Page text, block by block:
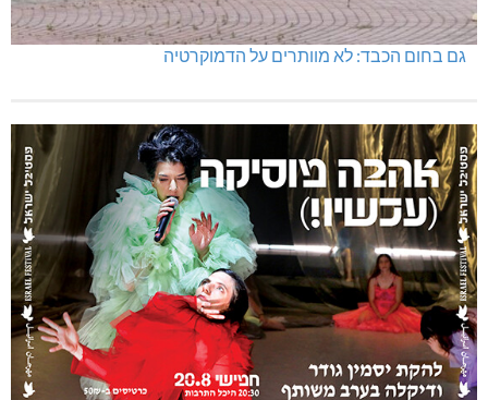
גם בחום הכבד: לא מוותרים על הדמוקרטיה